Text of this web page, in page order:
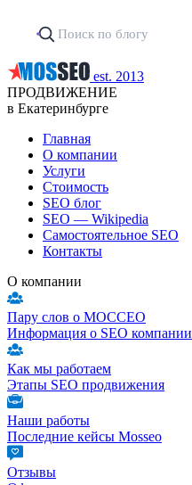
est. 2013
ПРОДВИЖЕНИЕ
в Екатеринбурге
Главная
О компании
Услуги
Стоимость
SEO блог
SEO — Wikipedia
Самостоятельное SEO
Контакты
О компании
Пару слов о МОССЕО
Информация о SEO компании
Как мы работаем
Этапы SEO продвижения
Наши работы
Последние кейсы Mosseo
Отзывы